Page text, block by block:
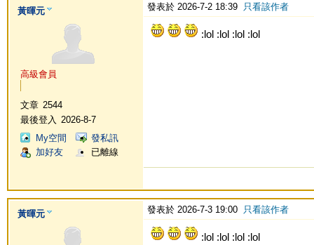
黃暉元
高級會員
文章 2544
最後登入
2026-8-7
My空間
發私訊
加好友
已離線
發表於 2026-7-2 18:39 只看該作者
:lol :lol :lol :lol
黃暉元 發表於 2026-7-3 19:00 只看該作者
:lol :lol :lol :lol